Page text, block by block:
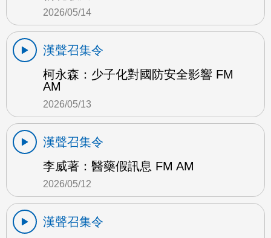
2026/05/14
漢聲召集令
柯永森：少子化對國防安全影響 FM
AM
2026/05/13
漢聲召集令
李威著：醫藥假訊息 FM AM
2026/05/12
漢聲召集令